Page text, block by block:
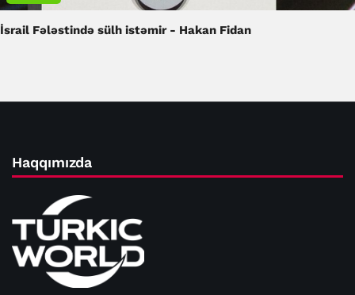
İsrail Fələstində sülh istəmir - Hakan Fidan
Haqqımızda